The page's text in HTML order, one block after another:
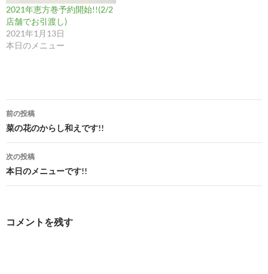
2021年恵方巻予約開始!!(2/2
店舗でお引渡し)
2021年1月13日
本日のメニュー
投
稿
ナ
ビ
前の投稿
菜の花のからし和えです!!
次の投稿
本日のメニューです!!
コメントを残す